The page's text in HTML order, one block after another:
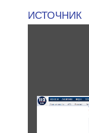
ИСТОЧНИК